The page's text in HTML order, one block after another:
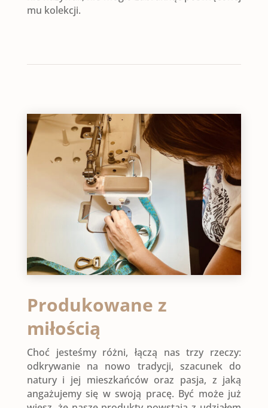
mu kolekcji.
Produkowane z
miłością
Choć jesteśmy różni, łączą nas trzy rzeczy:
odkrywanie na nowo tradycji, szacunek do
natury i jej mieszkańców oraz pasja, z jaką
angażujemy się w swoją pracę. Być może już